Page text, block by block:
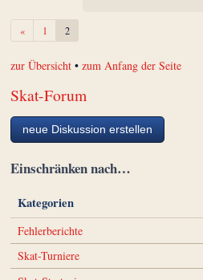
«Zurück1 2
zur Übersicht •zum Anfang der Seite
Skat-Forum
neue Diskussion erstellen
Einschränken nach…
Kategorien
Fehlerberichte
Skat-Turniere